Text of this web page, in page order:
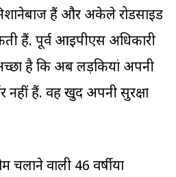
हैं और अकेले रोडसाइड
हैं. पूर्व आइपीएस अधिकारी
है कि अब लड़कियां अपनी
नहीं हैं. वह खुद अपनी सुरक्षा
चलाने वाली 46 वर्षीया